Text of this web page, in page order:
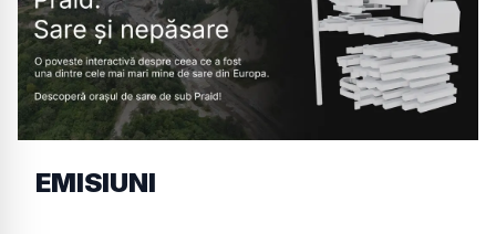
EMISIUNI